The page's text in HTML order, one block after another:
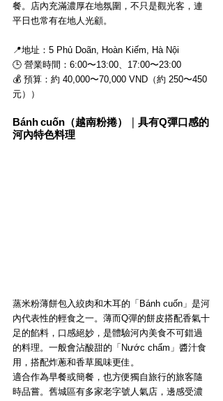
餐。店內充滿濃厚在地氛圍，不只是觀光客，連
平日也常有在地人光顧。
📍地址：5 Phủ Doãn, Hoàn Kiếm, Hà Nội
🕒 營業時間：6:00〜13:00、17:00〜23:00
💰 預算：約 40,000〜70,000 VND（約 250〜450
元）
）
Bánh cuốn（越南粉捲）
具有Q彈口感的
河內特色料理
蒸米粉薄餅包入絞肉和木耳的「Bánh cuốn」是河
內代表性的輕食之一。薄而Q彈的餅皮搭配香氣十
足的餡料，口感絕妙，是體驗河內美食不可錯過
的料理。一般會沾酸甜的「Nước chấm」醬汁食
用，搭配炸蔥和香草風味更佳。
適合作為早餐或簡餐，也方便獨自旅行的旅客隨
時品嘗。舊城區有多家老字號人氣店，邊感受濃